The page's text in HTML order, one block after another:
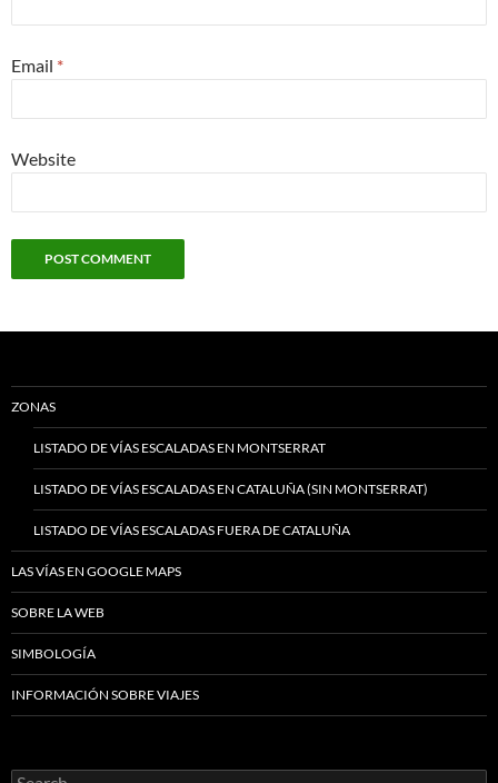
Email *
Website
ZONAS
LISTADO DE VÍAS ESCALADAS EN MONTSERRAT
LISTADO DE VÍAS ESCALADAS EN CATALUÑA (SIN MONTSERRAT)
LISTADO DE VÍAS ESCALADAS FUERA DE CATALUÑA
LAS VÍAS EN GOOGLE MAPS
SOBRE LA WEB
SIMBOLOGÍA
INFORMACIÓN SOBRE VIAJES
Search